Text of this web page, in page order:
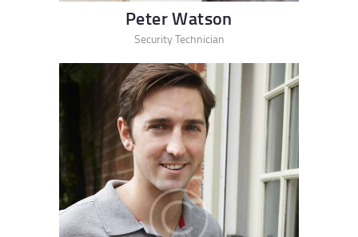
Peter Watson
Security Technician